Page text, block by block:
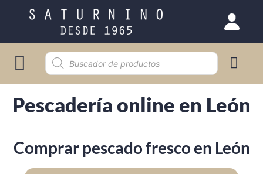
Pescadería online en León
Comprar pescado fresco en León